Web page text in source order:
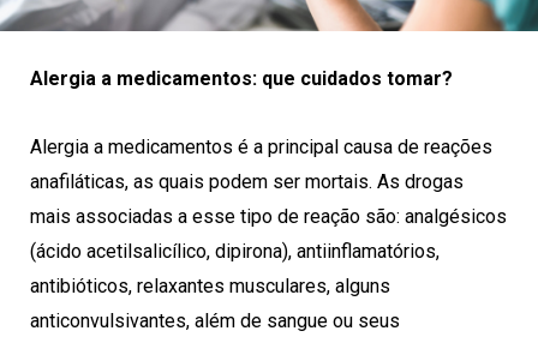
Alergia a medicamentos: que cuidados tomar?
Alergia a medicamentos é a principal causa de reações
anafiláticas, as quais podem ser mortais. As drogas
mais associadas a esse tipo de reação são: analgésicos
(ácido acetilsalicílico, dipirona), antiinflamatórios,
antibióticos, relaxantes musculares, alguns
anticonvulsivantes, além de sangue ou seus